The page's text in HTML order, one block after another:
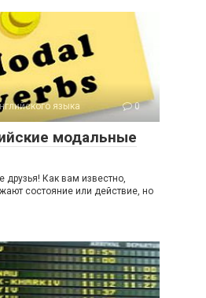
языка 0
модальные
друзья! Как вам известно,
состояние или действие, но